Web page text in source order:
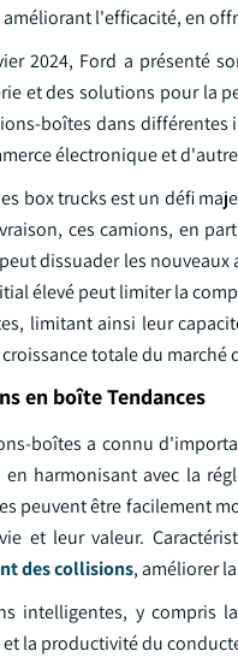
améliorant l'efficacité, en
2024, Ford a présenté
et des solutions pour la
boîtes dans différentes
électronique et
box trucks est un défi
ces camions, en
dissuader les
élevé peut limiter la
limitant ainsi leur
totale du marché
en boîte Tendances
boîtes a connu
en harmonisant avec la
peuvent être facilement
et leur valeur.
des collisions, améliorer
intelligentes, y compris
la productivité du